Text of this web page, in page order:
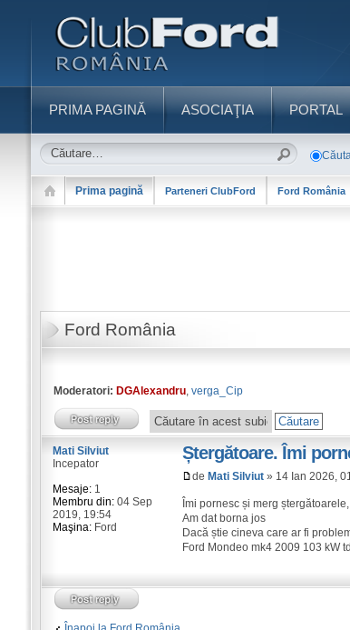
PRIMA PAGINĂ ASOCIAŢIA PORTAL
Prima pagină Parteneri ClubFord Ford România
Ford România
Moderatori: DGAlexandru, verga_Cip
Ștergătoare. Îmi
de Mati Silviut » 14 Ian 2026,
Îmi pornesc și merg
Am dat borna jos
Dacă știe cineva care ar fi
Ford Mondeo mk4 2009 103 kW
Mati Silviut
Incepator
Mesaje:1
Membru din:04 Sep
2019, 19:54
Maşina:Ford